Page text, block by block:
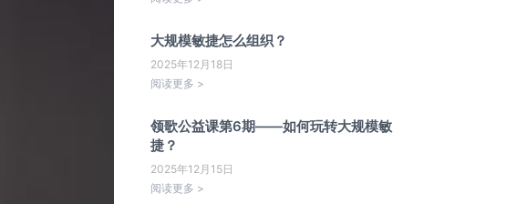
大规模敏捷怎么组织？
2025年12月18日
阅读更多 >
领歌公益课第6期——如何玩转大规模敏
捷？
2025年12月15日
阅读更多 >